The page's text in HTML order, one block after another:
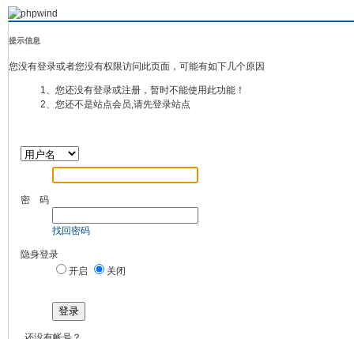
提示信息
您没有登录或者您没有权限访问此页面，可能有如下几个原因
1、您还没有登录或注册，暂时不能使用此功能！
2、您还不是站点会员,请先登录站点
密 码
找回密码
隐身登录
开启
关闭
登录